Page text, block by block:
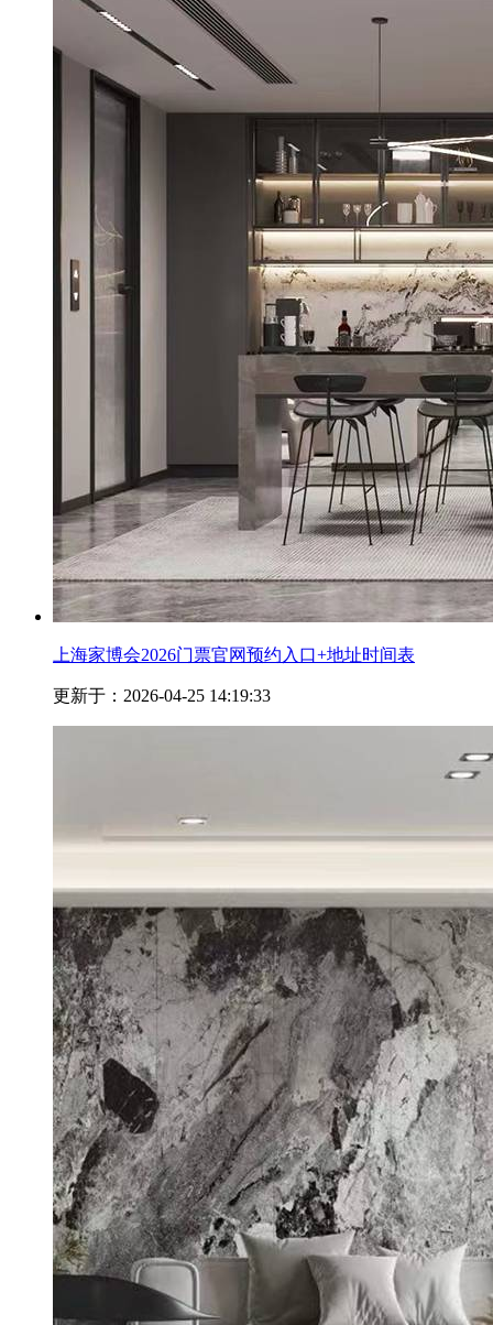
上海家博会2026门票官网预约入口+地址时间表
更新于：2026-04-25 14:19:33